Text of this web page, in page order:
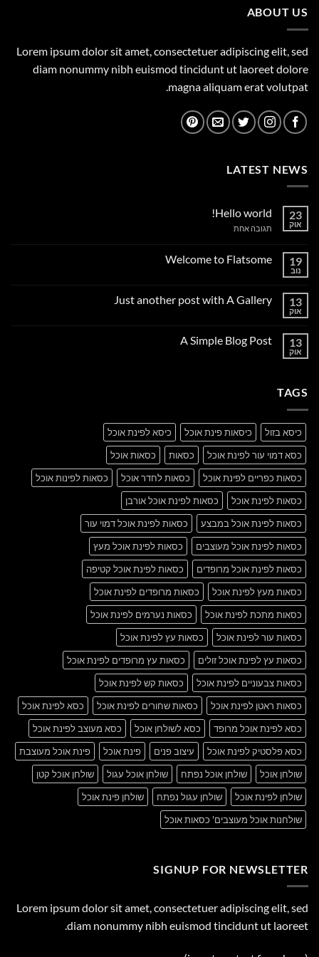
ABOUT US
Lorem ipsum dolor sit amet, consectetuer adipiscing elit, sed
diam nonummy nibh euismod tincidunt ut laoreet dolore
magna aliquam erat volutpat.
LATEST NEWS
23
אוק
Hello world!
תגובה אחתעל
19
נוב
Welcome to Flatsome
Welcome
13
אוק
Just another post with A Gallery
Just
13
אוק
A Simple Blog Post
TAGS
כיסא בזול כיסאות פינת אוכל
כיסא לפינת אוכל
כסא דמוי עור לפינת אוכל
כסאות
כסאות אוכל
כסאות כפריים לפינת אוכל
כסאות לחדר אוכל
כסאות לפינות אוכל
כסאות לפינת אוכל
כסאות לפינת אוכל אורבן
כסאות לפינת אוכל במבצע
כסאות לפינת אוכל דמוי עור
כסאות לפינת אוכל מעוצבים
כסאות לפינת אוכל מעץ
כסאות לפינת אוכל מרופדים
כסאות לפינת אוכל קטיפה
כסאות מעץ לפינת אוכל
כסאות מרופדים לפינת אוכל
כסאות מתכת לפינת אוכל
כסאות נערמים לפינת אוכל
כסאות עור לפינת אוכל
כסאות עץ לפינת אוכל
כסאות עץ לפינת אוכל זולים
כסאות עץ מרופדים לפינת אוכל
כסאות צבעוניים לפינת אוכל
כסאות קש לפינת אוכל
כסאות ראטן לפינת אוכל
כסאות שחורים לפינת אוכל
כסא לפינת אוכל
כסא לפינת אוכל מרופד
כסא לשולחן אוכל
כסא מעוצב לפינת אוכל
כסא פלסטיק לפינת אוכל
עיצוב פנים פינת אוכל
פינת אוכל מעוצבת
שולחן אוכל
שולחן אוכל נפתח שולחן אוכל עגול
שולחן אוכל קטן
שולחן לפינת אוכל
שולחן עגול נפתח
שולחן פינת אוכל
שולחנות אוכל מעוצבים' כסאות אוכל
SIGNUP FOR NEWSLETTER
Lorem ipsum dolor sit amet, consectetuer adipiscing elit, sed
diam nonummy nibh euismod tincidunt ut laoreet.